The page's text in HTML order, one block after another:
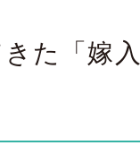
た「嫁